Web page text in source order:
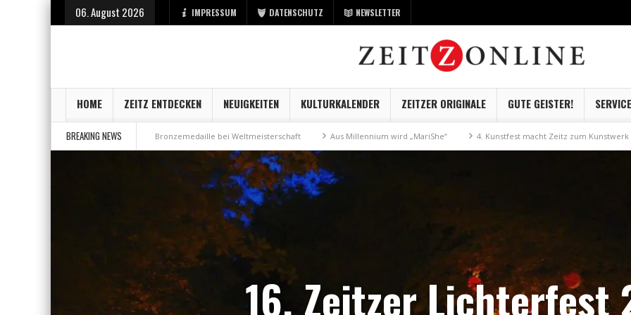
06. August 2026 IMPRESSUM DATENSCHUTZ NEWSLETTER
HOME ZEITZ ENTDECKEN NEUIGKEITEN KULTURKALENDER ZEITZER ORIGINALE GUTE GEISTER! SERVICE
BREAKING NEWS
bei der Stadt Zeitz Bronzemedaille bei Weltmeisterschaft Aus Millennium wird „MariShe“ 4. Kunstfest macht Zeitz zum Kunstwerk
16. Zeitzer Lichterfest